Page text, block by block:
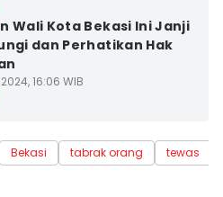
Wali Kota Bekasi Ini Janji
dan Perhatikan Hak
2024, 16:06 WIB
Bekasi tabrak orang
tewas